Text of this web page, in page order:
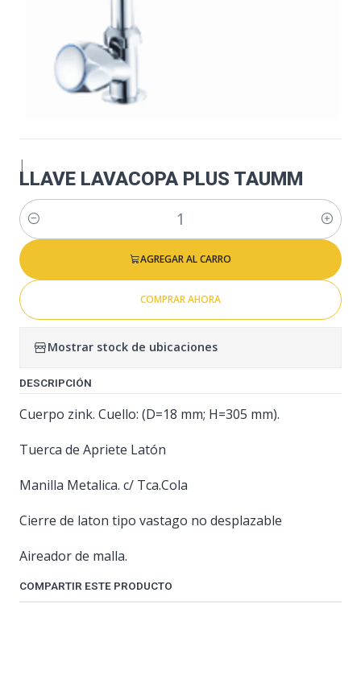
|
LLAVE LAVACOPA PLUS TAUMM
Cantidad
AGREGAR AL CARRO
COMPRAR AHORA
Mostrar stock de ubicaciones
DESCRIPCIÓN
Cuerpo zink. Cuello: (D=18 mm; H=305 mm).
Tuerca de Apriete Latón
Manilla Metalica. c/ Tca.Cola
Cierre de laton tipo vastago no desplazable
Aireador de malla.
COMPARTIR ESTE PRODUCTO